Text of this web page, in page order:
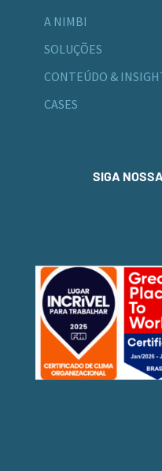
A NIMBI
SOLUÇÕES
CONTEÚDO &
CASES
SIGA